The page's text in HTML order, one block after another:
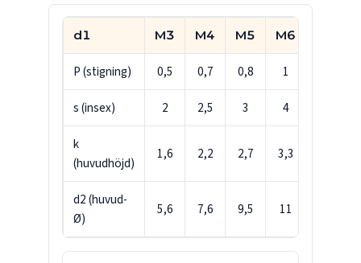
d1 M3 M4 M5 M6
P (stigning) 0,5 0,7 0,8 1
s (insex) 2 2,5 3 4
k
(huvudhöjd)
1,6 2,2 2,7 3,3
d2 (huvud-
Ø)
5,6 7,6 9,5 11